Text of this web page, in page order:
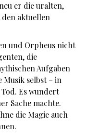
er die uralten,
aktuellen
und Orpheus nicht
die
Aufgaben
selbst – in
Es wundert
Sache machte.
die Magie auch